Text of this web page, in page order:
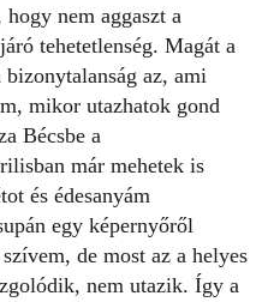
nem aggaszt a
tehetetlenség. Magát a
az, ami
mikor utazhatok gond
Bécsbe a
már mehetek is
és édesanyám
egy képernyőről
de most az a helyes
nem utazik. Így a